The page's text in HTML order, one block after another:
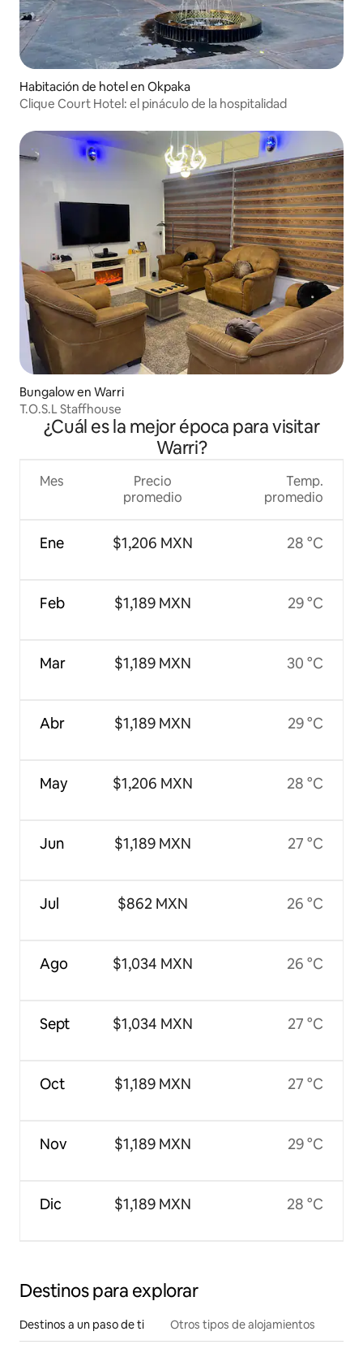
Habitación de hotel en Okpaka
Clique Court Hotel: el pináculo de la hospitalidad
Bungalow en Warri
T.O.S.L Staffhouse
¿Cuál es la mejor época para visitar
Warri?
Mes
Ene
Feb
Mar
Abr
May
Jun
Jul
Ago
Sept
Oct
Nov
Dic
Precio
promedio
$1,206 MXN
$1,189 MXN
$1,189 MXN
$1,189 MXN
$1,206 MXN
$1,189 MXN
$862 MXN
$1,034 MXN
$1,034 MXN
$1,189 MXN
$1,189 MXN
$1,189 MXN
Temp.
promedio
28 °C
29 °C
30 °C
29 °C
28 °C
27 °C
26 °C
26 °C
27 °C
27 °C
29 °C
28 °C
Destinos para explorar
Destinos a un paso de ti Otros tipos de alojamientos